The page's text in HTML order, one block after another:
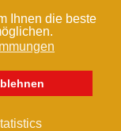
Ihnen die beste